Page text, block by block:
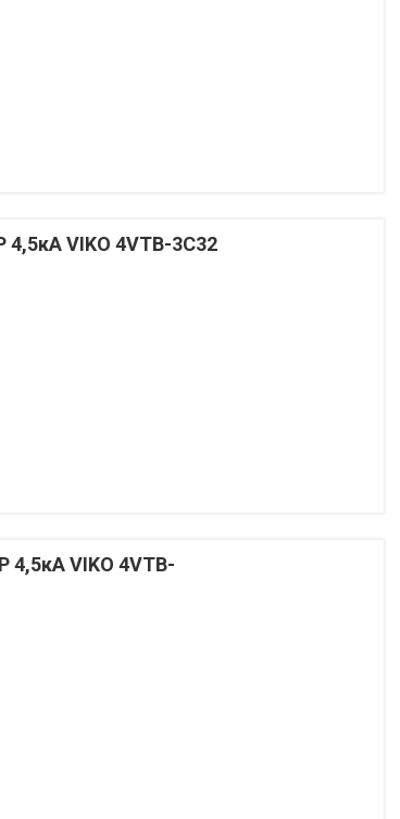
VIKO 4VTB-3C32
VIKO 4VTB-